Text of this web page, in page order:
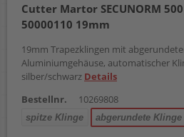
Cutter Martor SECUNORM
50000110 19mm
19mm Trapezklingen mit
Aluminiumgehäuse, automatischer
silber/schwarz Details
Bestellnr.
10269808
spitze Klinge abgerundete Klinge